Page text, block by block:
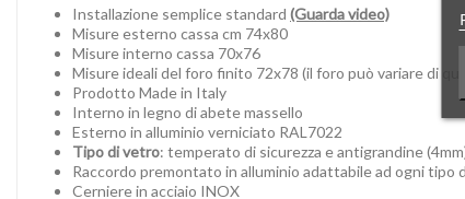
Installazione semplice standard (Guarda video)
Misure esterno cassa cm 74x80
Misure interno cassa 70x76
Misure ideali del foro finito 72x78 (il foro può variare di
Prodotto Made in Italy
Interno in legno di abete massello
Esterno in alluminio verniciato RAL7022
Tipo di vetro: temperato di sicurezza e antigrandine
Raccordo premontato in alluminio adattabile ad ogni tipo
Cerniere in acciaio INOX